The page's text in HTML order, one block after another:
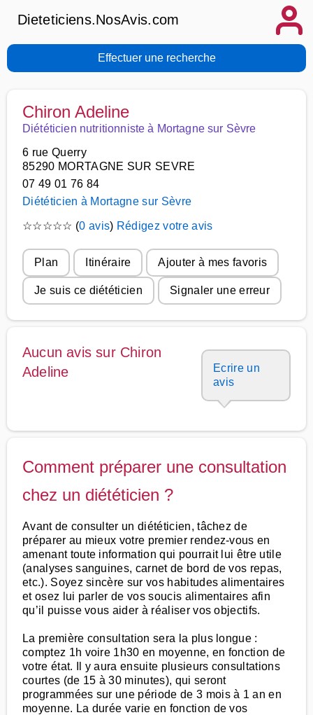
Dieteticiens.NosAvis.com
Effectuer une recherche
Chiron Adeline
Diététicien nutritionniste à Mortagne sur Sèvre
6 rue Querry
85290 MORTAGNE SUR SEVRE
07 49 01 76 84
Diététicien à Mortagne sur Sèvre
☆☆☆☆☆ (0 avis) Rédigez votre avis
Plan Itinéraire Ajouter à mes favoris
Je suis ce diététicien Signaler une erreur
Aucun avis sur Chiron
Adeline
Ecrire un
avis
Comment préparer une consultation
chez un diététicien ?
Avant de consulter un diététicien, tâchez de
préparer au mieux votre premier rendez-vous en
amenant toute information qui pourrait lui être utile
(analyses sanguines, carnet de bord de vos repas,
etc.). Soyez sincère sur vos habitudes alimentaires
et osez lui parler de vos soucis alimentaires afin
qu’il puisse vous aider à réaliser vos objectifs.
La première consultation sera la plus longue :
comptez 1h voire 1h30 en moyenne, en fonction de
votre état. Il y aura ensuite plusieurs consultations
courtes (de 15 à 30 minutes), qui seront
programmées sur une période de 3 mois à 1 an en
moyenne. La durée varie en fonction de vos